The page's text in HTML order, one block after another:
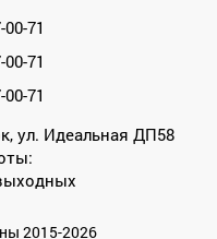
71
71
71
ул. Идеальная ДП58
2015-2026